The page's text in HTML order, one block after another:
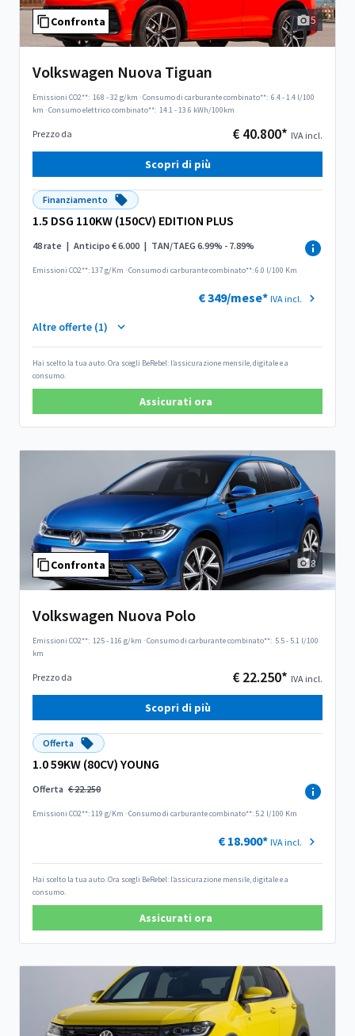
Confronta 5
Volkswagen Nuova Tiguan
Emissioni CO2**: 168 - 32 g/km ·Consumo di carburante combinato**: 6.4 - 1.4 l/100
km ·Consumo elettrico combinato**: 14.1 - 13.6 kWh/100km
Prezzo da € 40.800* IVA incl.
Scopri di più
Finanziamento
1.5 DSG 110KW (150CV) EDITION PLUS
48 rate | Anticipo € 6.000 | TAN/TAEG 6.99% - 7.89%
Emissioni CO2**: 137 g/Km ·Consumo di carburante combinato**: 6.0 l/100 Km
€ 349/mese* IVA incl.
Altre offerte (1)
Hai scelto la tua auto. Ora scegli BeRebel: l’assicurazione mensile, digitale e a
consumo.
Assicurati ora
Confronta 8
Volkswagen Nuova Polo
Emissioni CO2**: 125 - 116 g/km ·Consumo di carburante combinato**: 5.5 - 5.1 l/100
km
Prezzo da € 22.250* IVA incl.
Scopri di più
Offerta
1.0 59KW (80CV) YOUNG
Offerta € 22.250
Emissioni CO2**: 119 g/Km ·Consumo di carburante combinato**: 5.2 l/100 Km
€ 18.900* IVA incl.
Hai scelto la tua auto. Ora scegli BeRebel: l’assicurazione mensile, digitale e a
consumo.
Assicurati ora